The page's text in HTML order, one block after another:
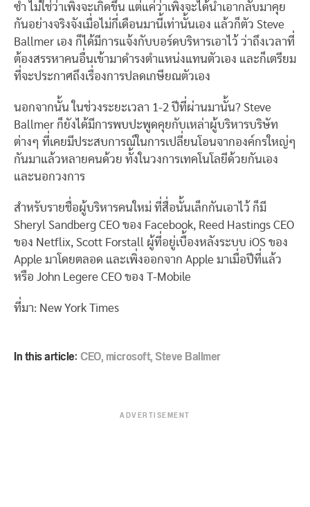
ซ้ำ ไม่ใช่ว่าเพิ่งจะเกิดขึ้น แต่แค่ว่าเพิ่งจะได้นำเอากลับมาคุย
กันอย่างจริงจังเมื่อไม่กี่เดือนมานี้เท่านั้นเอง แล้วก็ตัว Steve
Ballmer เอง ก็ได้มีการแจ้งกับบอร์ดบริหารเอาไว้ ว่าถึงเวลาที่
ต้องสรรหาคนอื่นเข้ามาดำรงตำแหน่งแทนตัวเอง และก็เตรียม
ที่จะประกาศถึงเรื่องการปลดเกษียณตัวเอง
นอกจากนั้น ในช่วงระยะเวลา 1-2 ปีที่ผ่านมานั้น? Steve
Ballmer ก็ยังได้มีการพบปะพูดคุยกับเหล่าผู้บริหารบริษัท
ต่างๆ ที่เคยมีประสบการณ์ในการเปลี่ยนโอนจากองค์กรใหญ่ๆ
กันมาแล้วหลายคนด้วย ทั้งในวงการเทคโนโลยีด้วยกันเอง
และนอกวงการ
สำหรับรายชื่อผู้บริหารคนใหม่ ที่สื่อนั้นเล็กกันเอาไว้ ก็มี
Sheryl Sandberg CEO ของ Facebook, Reed Hastings CEO
ของ Netflix, Scott Forstall ผู้ที่อยู่เบื้องหลังระบบ iOS ของ
Apple มาโดยตลอด และเพิ่งออกจาก Apple มาเมื่อปีที่แล้ว
หรือ John Legere CEO ของ T-Mobile
ที่มา: New York Times
In this article:CEO,microsoft,Steve Ballmer
ADVERTISEMENT